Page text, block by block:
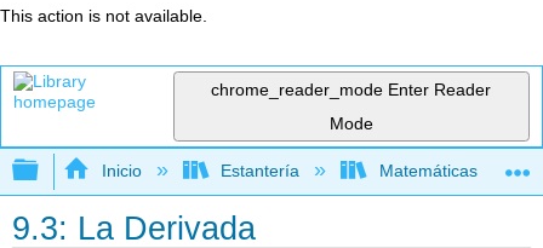
This action is not available.
chrome_reader_mode Enter Reader
Mode
Expandir/contraer jerarquía global
Inicio Estantería Matemáticas
9.3: La Derivada